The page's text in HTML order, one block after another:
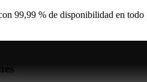
99,99 % de disponibilidad en todo